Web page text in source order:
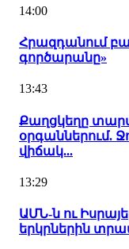
14:00
Հրազդանում
գործարանը»
13:43
Քաղցկեղը
օրգաններում.
վիճակ...
13:29
ԱՄՆ-ն ու
երկրներին